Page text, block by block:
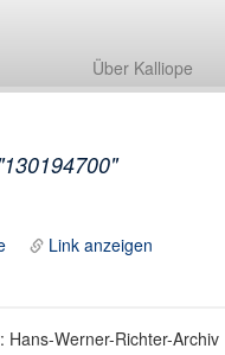
Über Kalliope
Link anzeigen
Werner-Richter-Archiv